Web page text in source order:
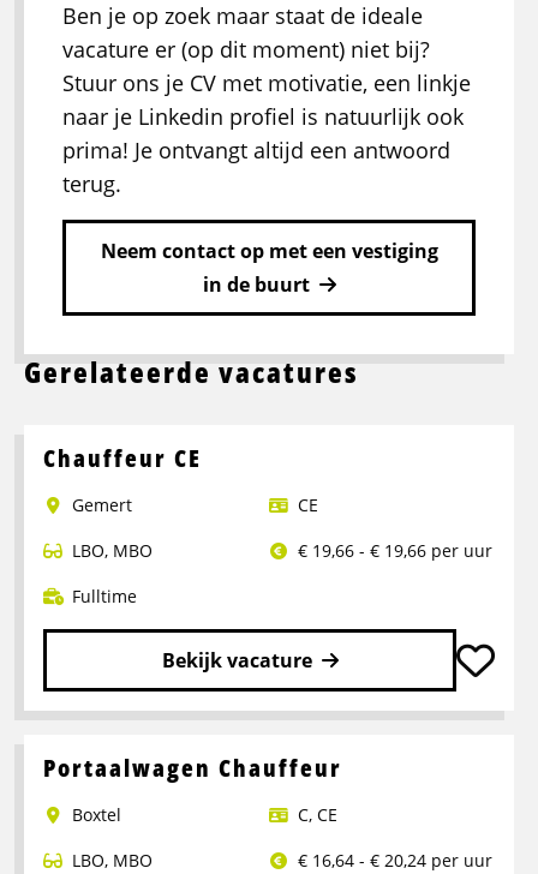
Ben je op zoek maar staat de ideale
vacature er (op dit moment) niet bij?
Stuur ons je CV met motivatie, een linkje
naar je Linkedin profiel is natuurlijk ook
prima! Je ontvangt altijd een antwoord
terug.
Neem contact op met een vestiging
in de buurt
Gerelateerde vacatures
Chauffeur CE
Gemert
CE
LBO, MBO
€ 19,66 - € 19,66 per uur
Fulltime
Bekijk vacature
Lees
over
CE
Portaalwagen Chauffeur
Boxtel C, CE
LBO, MBO
€ 16,64 - € 20,24 per uur